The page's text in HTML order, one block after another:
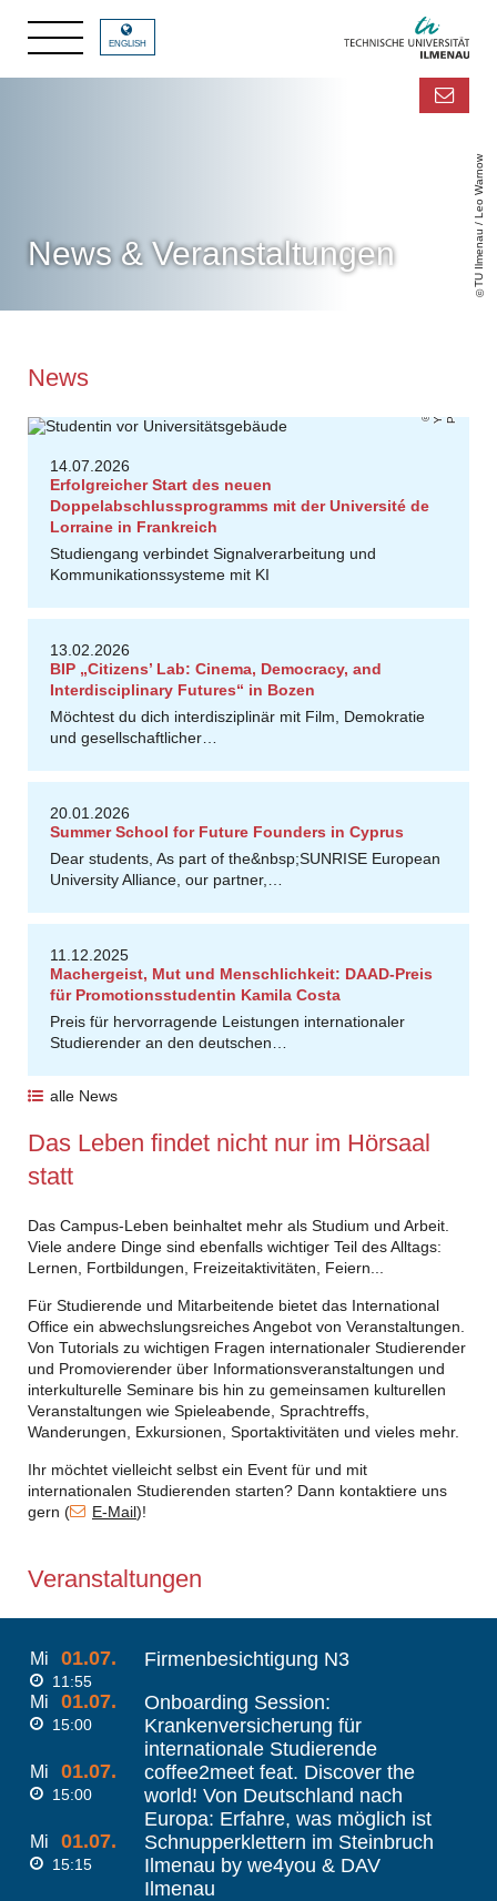
TU Ilmenau / Leo Warnow
ENGLISH
News & Veranstaltungen
News
v
.
14.07.2026
Erfolgreicher Start des neuen
Doppelabschlussprogramms mit der Université de
Lorraine in Frankreich
Studiengang verbindet Signalverarbeitung und
Kommunikationssysteme mit KI
13.02.2026
BIP „Citizens’ Lab: Cinema, Democracy, and
Interdisciplinary Futures“ in Bozen
Möchtest du dich interdisziplinär mit Film, Demokratie
und gesellschaftlicher…
20.01.2026
Summer School for Future Founders in Cyprus
Dear students, As part of the&nbsp;SUNRISE European
University Alliance, our partner,…
11.12.2025
Machergeist, Mut und Menschlichkeit: DAAD-Preis
für Promotionsstudentin Kamila Costa
Preis für hervorragende Leistungen internationaler
Studierender an den deutschen…
alle News
Das Leben findet nicht nur im Hörsaal
statt
Das Campus-Leben beinhaltet mehr als Studium und Arbeit.
Viele andere Dinge sind ebenfalls wichtiger Teil des Alltags:
Lernen, Fortbildungen, Freizeitaktivitäten, Feiern...
Für Studierende und Mitarbeitende bietet das International
Office ein abwechslungsreiches Angebot von Veranstaltungen.
Von Tutorials zu wichtigen Fragen internationaler Studierender
und Promovierender über Informationsveranstaltungen und
interkulturelle Seminare bis hin zu gemeinsamen kulturellen
Veranstaltungen wie Spieleabende, Sprachtreffs,
Wanderungen, Exkursionen, Sportaktivitäten und vieles mehr.
Ihr möchtet vielleicht selbst ein Event für und mit
internationalen Studierenden starten? Dann kontaktiere uns
gern (
E-Mail)!
Veranstaltungen
Mi 01.07.
11:55
Firmenbesichtigung N3
Mi 01.07.
15:00
Onboarding Session:
Krankenversicherung für
internationale Studierende
Mi 01.07.
15:00
coffee2meet feat. Discover the
world! Von Deutschland nach
Europa: Erfahre, was möglich ist
Mi 01.07.
15:15
Schnupperklettern im Steinbruch
Ilmenau by we4you & DAV
Ilmenau